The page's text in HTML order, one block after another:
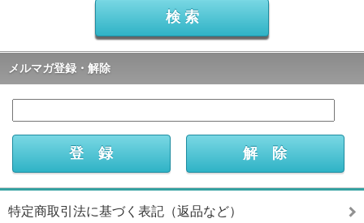
メルマガ登録・解除
特定商取引法に基づく表記（返品など）